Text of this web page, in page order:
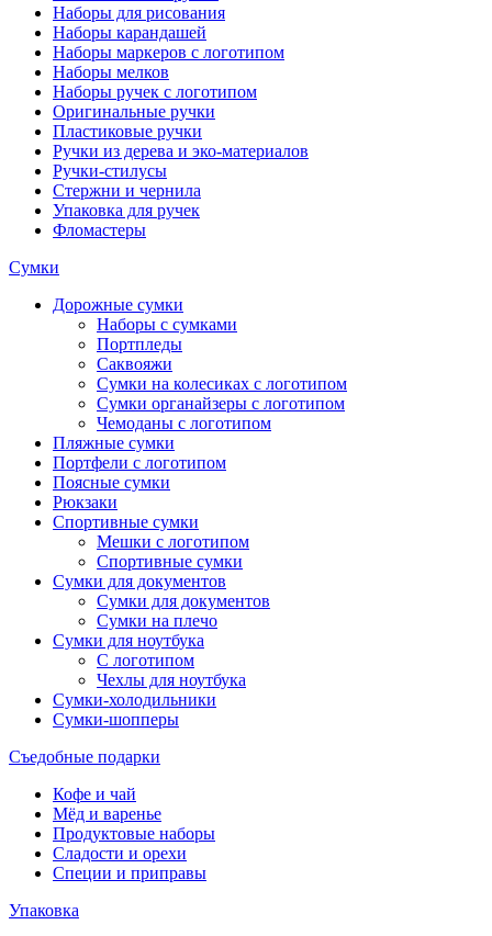
Наборы для рисования
Наборы карандашей
Наборы маркеров с логотипом
Наборы мелков
Наборы ручек с логотипом
Оригинальные ручки
Пластиковые ручки
Ручки из дерева и эко-материалов
Ручки-стилусы
Стержни и чернила
Упаковка для ручек
Фломастеры
Сумки
Дорожные сумки
Наборы с сумками
Портпледы
Саквояжи
Сумки на колесиках с логотипом
Сумки органайзеры с логотипом
Чемоданы с логотипом
Пляжные сумки
Портфели с логотипом
Поясные сумки
Рюкзаки
Спортивные сумки
Мешки с логотипом
Спортивные сумки
Сумки для документов
Сумки для документов
Сумки на плечо
Сумки для ноутбука
С логотипом
Чехлы для ноутбука
Сумки-холодильники
Сумки-шопперы
Съедобные подарки
Кофе и чай
Мёд и варенье
Продуктовые наборы
Сладости и орехи
Специи и приправы
Упаковка